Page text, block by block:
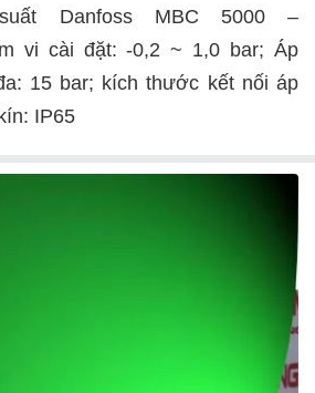
Danfoss MBC 5000 –
vi cài đặt: -0,2 ~ 1,0 bar; Áp
15 bar; kích thước kết nối áp
IP65